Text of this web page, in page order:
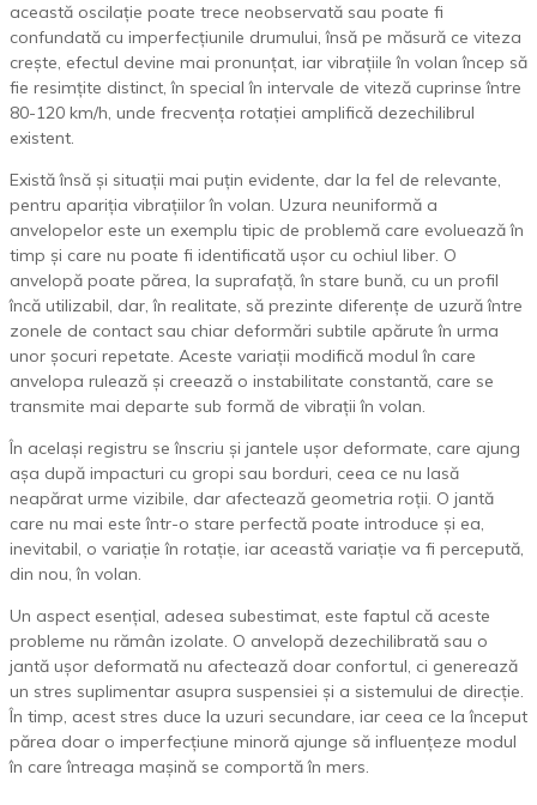
această oscilație poate trece neobservată sau poate fi
confundată cu imperfecțiunile drumului, însă pe măsură ce viteza
crește, efectul devine mai pronunțat, iar vibrațiile în volan încep să
fie resimțite distinct, în special în intervale de viteză cuprinse între
80-120 km/h, unde frecvența rotației amplifică dezechilibrul
existent.
Există însă și situații mai puțin evidente, dar la fel de relevante,
pentru apariția vibrațiilor în volan. Uzura neuniformă a
anvelopelor este un exemplu tipic de problemă care evoluează în
timp și care nu poate fi identificată ușor cu ochiul liber. O
anvelopă poate părea, la suprafață, în stare bună, cu un profil
încă utilizabil, dar, în realitate, să prezinte diferențe de uzură între
zonele de contact sau chiar deformări subtile apărute în urma
unor șocuri repetate. Aceste variații modifică modul în care
anvelopa rulează și creează o instabilitate constantă, care se
transmite mai departe sub formă de vibrații în volan.
În același registru se înscriu și jantele ușor deformate, care ajung
așa după impacturi cu gropi sau borduri, ceea ce nu lasă
neapărat urme vizibile, dar afectează geometria roții. O jantă
care nu mai este într-o stare perfectă poate introduce și ea,
inevitabil, o variație în rotație, iar această variație va fi percepută,
din nou, în volan.
Un aspect esențial, adesea subestimat, este faptul că aceste
probleme nu rămân izolate. O anvelopă dezechilibrată sau o
jantă ușor deformată nu afectează doar confortul, ci generează
un stres suplimentar asupra suspensiei și a sistemului de direcție.
În timp, acest stres duce la uzuri secundare, iar ceea ce la început
părea doar o imperfecțiune minoră ajunge să influențeze modul
în care întreaga mașină se comportă în mers.